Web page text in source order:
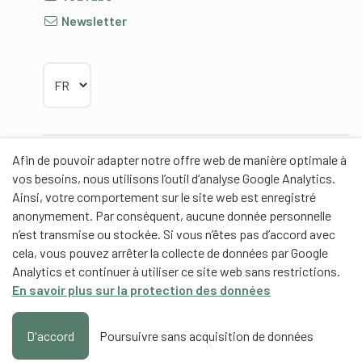
Afin de pouvoir adapter notre offre web de manière optimale à
vos besoins, nous utilisons l’outil d’analyse Google Analytics.
Ainsi, votre comportement sur le site web est enregistré
anonymement. Par conséquent, aucune donnée personnelle
n’est transmise ou stockée. Si vous n’êtes pas d’accord avec
cela, vous pouvez arrêter la collecte de données par Google
Analytics et continuer à utiliser ce site web sans restrictions.
En savoir plus sur la protection des données
D'accord Poursuivre sans acquisition de données
Newsletter
Partenaires
Partenaires de contenus
Haute école fédérale de sport de Macolin HEFSM